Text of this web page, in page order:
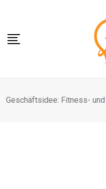
content
Geschäftsidee: Fitness-